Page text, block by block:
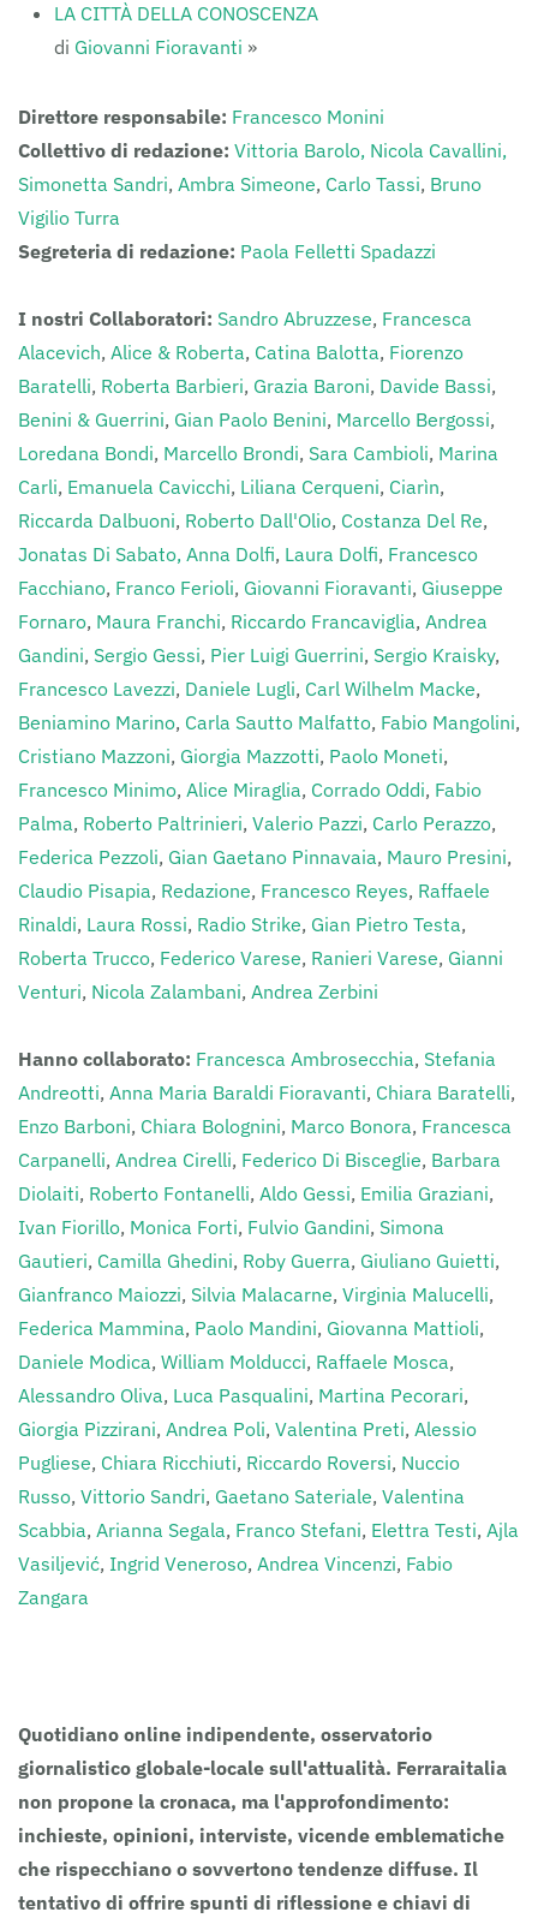
LA CITTÀ DELLA CONOSCENZA
di Giovanni Fioravanti »
Direttore responsabile: Francesco Monini
Collettivo di redazione: Vittoria Barolo, Nicola Cavallini,
Simonetta Sandri, Ambra Simeone, Carlo Tassi, Bruno
Vigilio Turra
Segreteria di redazione: Paola Felletti Spadazzi
I nostri Collaboratori: Sandro Abruzzese, Francesca
Alacevich, Alice & Roberta, Catina Balotta, Fiorenzo
Baratelli, Roberta Barbieri, Grazia Baroni, Davide Bassi,
Benini & Guerrini, Gian Paolo Benini, Marcello Bergossi,
Loredana Bondi, Marcello Brondi, Sara Cambioli, Marina
Carli, Emanuela Cavicchi, Liliana Cerqueni, Ciarìn,
Riccarda Dalbuoni, Roberto Dall'Olio, Costanza Del Re,
Jonatas Di Sabato, Anna Dolfi, Laura Dolfi, Francesco
Facchiano, Franco Ferioli, Giovanni Fioravanti, Giuseppe
Fornaro, Maura Franchi, Riccardo Francaviglia, Andrea
Gandini, Sergio Gessi, Pier Luigi Guerrini, Sergio Kraisky,
Francesco Lavezzi, Daniele Lugli, Carl Wilhelm Macke,
Beniamino Marino, Carla Sautto Malfatto, Fabio Mangolini,
Cristiano Mazzoni, Giorgia Mazzotti, Paolo Moneti,
Francesco Minimo, Alice Miraglia, Corrado Oddi, Fabio
Palma, Roberto Paltrinieri, Valerio Pazzi, Carlo Perazzo,
Federica Pezzoli, Gian Gaetano Pinnavaia, Mauro Presini,
Claudio Pisapia, Redazione, Francesco Reyes, Raffaele
Rinaldi, Laura Rossi, Radio Strike, Gian Pietro Testa,
Roberta Trucco, Federico Varese, Ranieri Varese, Gianni
Venturi, Nicola Zalambani, Andrea Zerbini
Hanno collaborato: Francesca Ambrosecchia, Stefania
Andreotti, Anna Maria Baraldi Fioravanti, Chiara Baratelli,
Enzo Barboni, Chiara Bolognini, Marco Bonora, Francesca
Carpanelli, Andrea Cirelli, Federico Di Bisceglie, Barbara
Diolaiti, Roberto Fontanelli, Aldo Gessi, Emilia Graziani,
Ivan Fiorillo, Monica Forti, Fulvio Gandini, Simona
Gautieri, Camilla Ghedini, Roby Guerra, Giuliano Guietti,
Gianfranco Maiozzi, Silvia Malacarne, Virginia Malucelli,
Federica Mammina, Paolo Mandini, Giovanna Mattioli,
Daniele Modica, William Molducci, Raffaele Mosca,
Alessandro Oliva, Luca Pasqualini, Martina Pecorari,
Giorgia Pizzirani, Andrea Poli, Valentina Preti, Alessio
Pugliese, Chiara Ricchiuti, Riccardo Roversi, Nuccio
Russo, Vittorio Sandri, Gaetano Sateriale, Valentina
Scabbia, Arianna Segala, Franco Stefani, Elettra Testi, Ajla
Vasiljević, Ingrid Veneroso, Andrea Vincenzi, Fabio
Zangara
Quotidiano online indipendente, osservatorio
giornalistico globale-locale sull'attualità. Ferraraitalia
non propone la cronaca, ma l'approfondimento:
inchieste, opinioni, interviste, vicende emblematiche
che rispecchiano o sovvertono tendenze diffuse. Il
tentativo di offrire spunti di riflessione e chiavi di